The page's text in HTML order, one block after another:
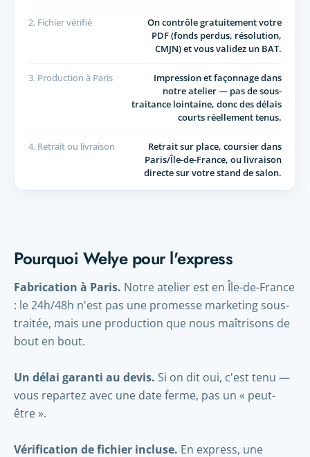
2. Fichier vérifié
On contrôle gratuitement votre
PDF (fonds perdus, résolution,
CMJN) et vous validez un BAT.
3. Production à Paris
Impression et façonnage dans
notre atelier — pas de sous-
traitance lointaine, donc des délais
courts réellement tenus.
4. Retrait ou livraison
Retrait sur place, coursier dans
Paris/Île-de-France, ou livraison
directe sur votre stand de salon.
Pourquoi Welye pour l'express
Fabrication à Paris. Notre atelier est en Île-de-France
: le 24h/48h n'est pas une promesse marketing sous-
traitée, mais une production que nous maîtrisons de
bout en bout.
Un délai garanti au devis. Si on dit oui, c'est tenu —
vous repartez avec une date ferme, pas un « peut-
être ».
Vérification de fichier incluse. En express, une